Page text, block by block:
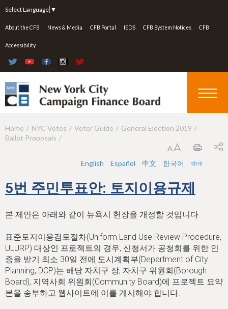
Select Language ▼
About the CFB News & Media CFB Portal IEDS CFB System Notices CFB
Accessibility
Y
a
r
e
h
e
r
e
Home NYC Votes Voter Guide
General Election 2019
Ballot Proposals
English Español 中文 한국어 বাংলা
5번 주민투표안: 토지이용규제
본 제안은 아래와 같이 뉴욕시 헌장을 개정할 것입니다.
표준토지이용검토절차(Uniform Land Use Review Procedure,
ULURP) 대상인 프로젝트의 경우, 신청서가 공청회를 위한 인
증을 받기 최소 30일 전에 도시계획부(Department of City
Planning, DCP)는 해당 자치구 장, 자치구 위원회(Borough
Board), 지역사회 위원회(Community Board)에 프로젝트 요약
본을 송부하고 웹사이트에 이를 게시해야 합니다.